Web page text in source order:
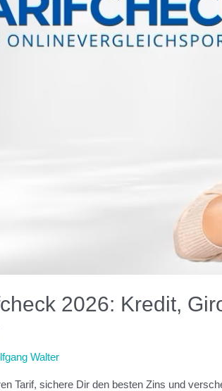
2026: Kredit,
Walter
Tarif, sichere Dir den besten Zins und